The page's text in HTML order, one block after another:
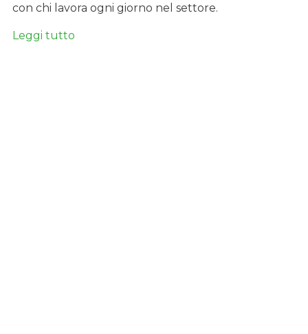
con chi lavora ogni giorno nel settore.
Leggi tutto